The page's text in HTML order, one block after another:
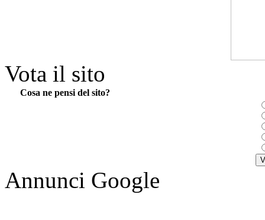
Vota il sito
Cosa ne pensi del sito?
Annunci Google